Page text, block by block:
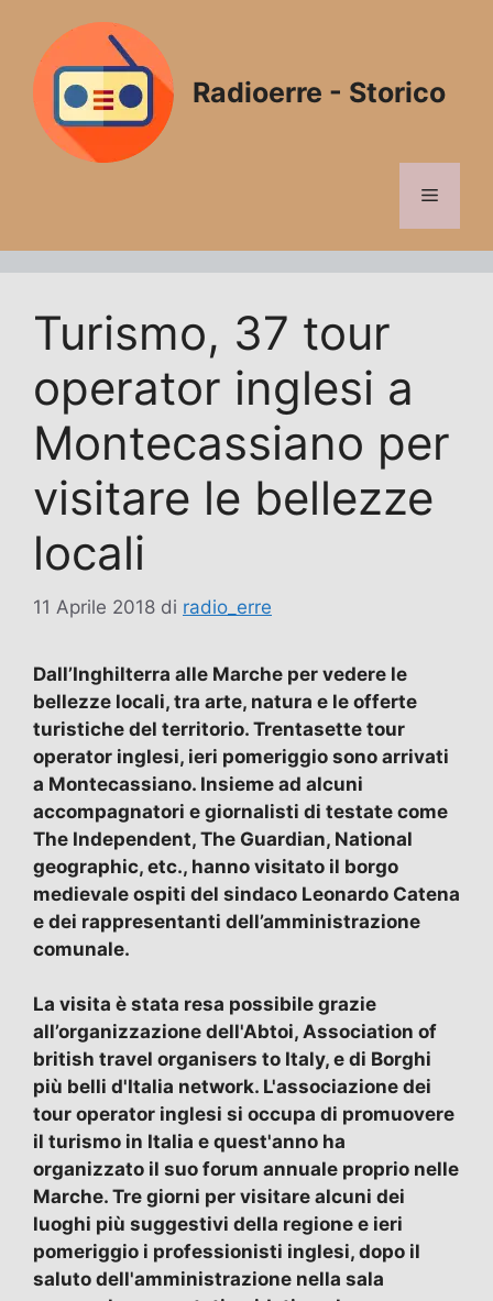
contenuto
Radioerre - Storico
Menu
Turismo, 37 tour
operator inglesi a
Montecassiano per
visitare le bellezze
locali
11 Aprile 2018 di radio_erre
Dall’Inghilterra alle Marche per vedere le
bellezze locali, tra arte, natura e le offerte
turistiche del territorio. Trentasette tour
operator inglesi, ieri pomeriggio sono arrivati
a Montecassiano. Insieme ad alcuni
accompagnatori e giornalisti di testate come
The Independent, The Guardian, National
geographic, etc., hanno visitato il borgo
medievale ospiti del sindaco Leonardo Catena
e dei rappresentanti dell’amministrazione
comunale.
La visita è stata resa possibile grazie
all’organizzazione dell'Abtoi, Association of
british travel organisers to Italy, e di Borghi
più belli d'Italia network. L'associazione dei
tour operator inglesi si occupa di promuovere
il turismo in Italia e quest'anno ha
organizzato il suo forum annuale proprio nelle
Marche. Tre giorni per visitare alcuni dei
luoghi più suggestivi della regione e ieri
pomeriggio i professionisti inglesi, dopo il
saluto dell'amministrazione nella sala